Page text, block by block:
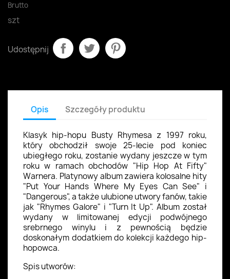
Brutto
szt
Udostępnij
Opis Szczegóły produktu
Klasyk hip-hopu Busty Rhymesa z 1997 roku,
który obchodził swoje 25-lecie pod koniec
ubiegłego roku, zostanie wydany jeszcze w tym
roku w ramach obchodów "Hip Hop At Fifty"
Warnera. Platynowy album zawiera kolosalne hity
"Put Your Hands Where My Eyes Can See" i
"Dangerous", a także ulubione utwory fanów, takie
jak "Rhymes Galore" i "Turn It Up". Album został
wydany w limitowanej edycji podwójnego
srebrnego winylu i z pewnością będzie
doskonałym dodatkiem do kolekcji każdego hip-
hopowca.
Spis utworów: